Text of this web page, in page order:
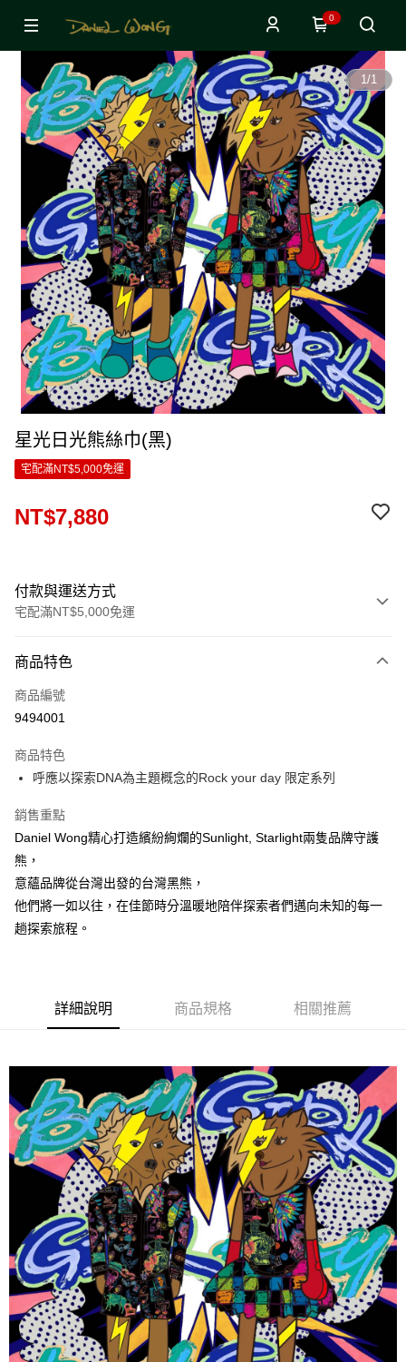
0
1/1
星光日光熊絲巾(黑)
宅配滿NT$5,000免運
NT$7,880
付款與運送方式
宅配滿NT$5,000免運
信用卡一次付款
LINE Pay
ATM付款
運送方式
商品特色
商品編號
9494001
商品特色
呼應以探索DNA為主題概念的Rock your day 限定系列
銷售重點
Daniel Wong精心打造繽紛絢爛的Sunlight, Starlight兩隻品牌守護
熊，
意蘊品牌從台灣出發的台灣黑熊，
他們將一如以往，在佳節時分溫暖地陪伴探索者們邁向未知的每一
趟探索旅程。
詳細說明 商品規格 相關推薦